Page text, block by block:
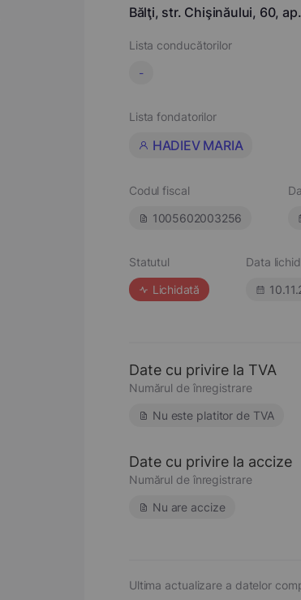
Bălţi, str. Chişinăului, 60,
Lista conducătorilor
-
Lista fondatorilor
HADIEV MARIA
Codul fiscal
1005602003256
Statutul
Lichidată
Data
Date cu privire la TVA
Numărul de înregistrare
Nu este platitor de TVA
Date cu privire la accize
Numărul de înregistrare
Nu are accize
Ultima actualizare a datelor